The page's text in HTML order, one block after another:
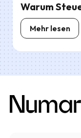
Warum
Mehr lesen